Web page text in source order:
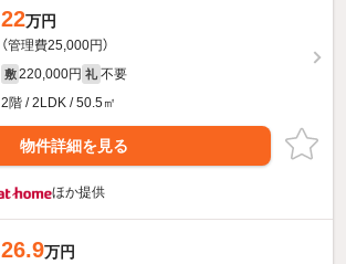
22万円
（管理費25,000円）
敷 220,000円 礼 不要
2階 / 2LDK / 50.5㎡
物件詳細を見る
ほか提供
26.9万円